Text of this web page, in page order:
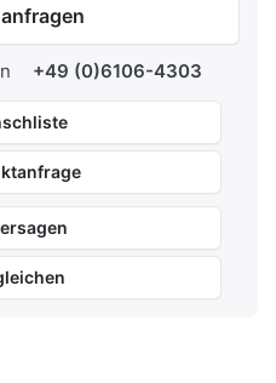
+49 (0)6106-4303